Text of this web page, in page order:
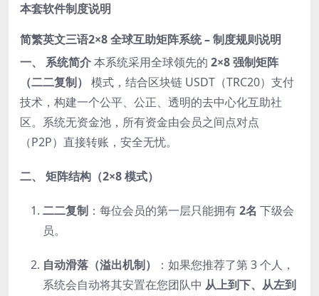
本套软件制度说明
简繁英文三语2×8 全球互助矩阵系统 – 制度规则说明
一、 系统简介本系统采用全球领先的 2×8 强制矩阵
（二二复制） 模式，结合区块链 USDT（TRC20）支付
技术，构建一个公平、公正、透明的去中心化互助社
区。系统无资金池，所有资金由会员之间点对点
（P2P）直接转账，安全无忧。
二、 矩阵结构（2×8 模式）
二二复制 ：每位会员的第一层只能拥有2名 下级会
员。
自动滑落（溢出机制）
：如果您推荐了第 3 个人，
系统会自动将其安置在您团队中 从上到下、从左到